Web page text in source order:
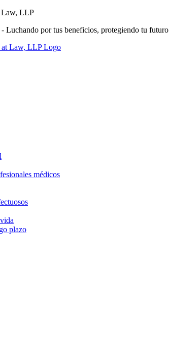
Law, LLP
Luchando por tus beneficios, protegiendo tu futuro
médicos
plazo